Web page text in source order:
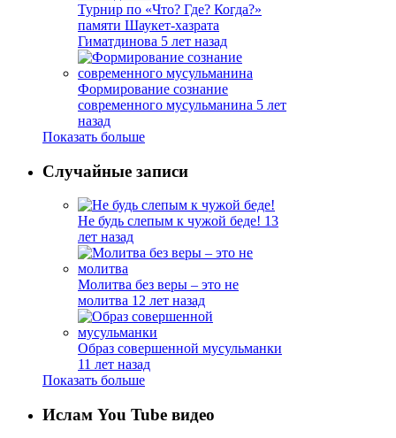
Турнир по «Что? Где? Когда?»
памяти Шаукет-хазрата
Гиматдинова 5 лет назад
Формирование сознание
современного мусульманина 5 лет
назад
Показать больше
Случайные записи
Не будь слепым к чужой беде! 13
лет назад
Молитва без веры – это не
молитва 12 лет назад
Образ совершенной мусульманки
11 лет назад
Показать больше
Ислам You Tube видео